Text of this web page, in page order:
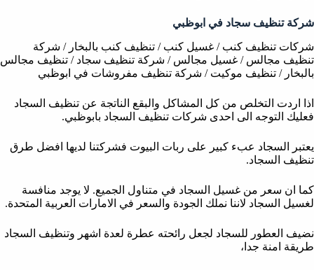
شركة تنظيف سجاد في ابوظبي
شركات تنظيف كنب / غسيل كنب / تنظيف كنب بالبخار / شركة
تنظيف مجالس / غسيل مجالس / شركة تنظيف سجاد / تنظيف مجالس
بالبخار / تنظيف موكيت / شركة تنظيف مفروشات في ابوظبي
اذا اردت التخلص من كل المشاكل والبقع الناتجة عن تنظيف السجاد
فعليك التوجه الى احدى شركات تنظيف السجاد بابوظبي.
يعتبر السجاد عبء كبير على ربات البيوت فشركتنا لديها افضل طرق
تنظيف السجاد.
كما ان سعر من غسيل السجاد في متناول الجميع. لا يوجد منافسة
لغسيل السجاد لاننا نملك الجودة والسعر في الامارات العربية المتحدة.
نضيف العطور للسجاد لجعل رائحته عطرة لعدة اشهر وتنظيف السجاد
طريقة امنة جدا،